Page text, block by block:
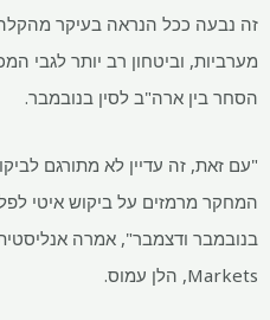
זה נבעה ככל הנראה בעיקר
מערביות, וביטחון רב יותר
הסחר בין ארה"ב לסין בנובמבר.
"עם זאת, זה עדיין לא מתורגם
המחקר מרמזים על ביקוש איטי
Markets, הלן עמוס.